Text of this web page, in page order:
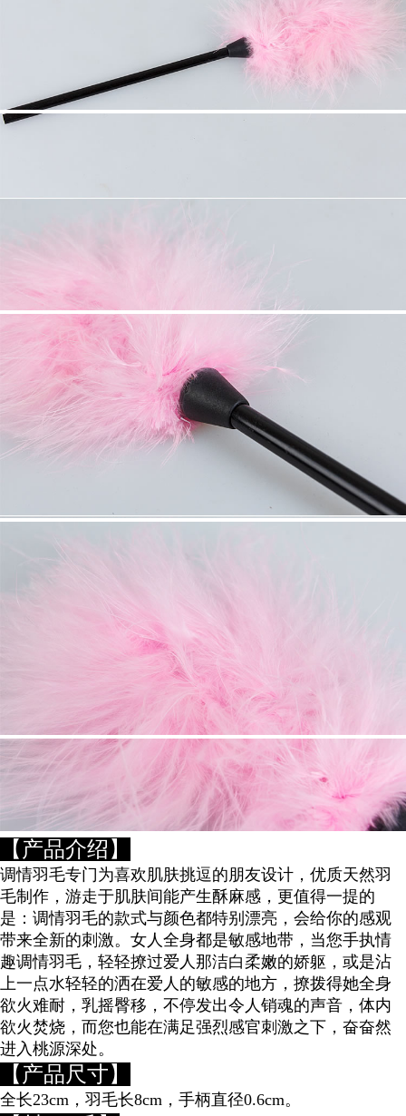
【产品介绍】
调情羽毛专门为喜欢肌肤挑逗的朋友设计，优质天然羽
毛制作，游走于肌肤间能产生酥麻感， 更值得一提的
是：调情羽毛的款式与颜色都特别漂亮，会给你的感观
带来全新的刺激。 女人全身都是敏感地带，当您手执情
趣调情羽毛，轻轻撩过爱人那洁白柔嫩的娇躯，或是沾
上一点水轻轻的洒在爱人的敏感的地方，撩拨得她全身
欲火难耐，乳摇臀移，不停发出令人销魂的声音，体内
欲火焚烧，而您也能在满足强烈感官刺激之下，奋奋然
进入桃源深处。
【产品尺寸】
全长23cm，羽毛长8cm，手柄直径0.6cm。